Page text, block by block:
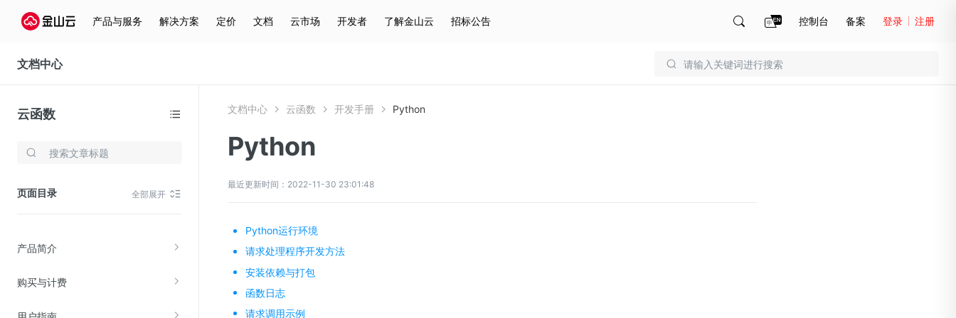
产品与服务 解决方案 定价 文档 云市场 开发者 了解金山云 招标公告 控制台 备案 登录 注册
文档中心
云函数
页面目录 全部展开
产品简介
购买与计费
存储与云分发
云硬盘(EBS)
文档中心 云函数 开发手册 Python
Python
最近更新时间：2022-11-30 23:01:48
Python运行环境
请求处理程序开发方法
安装依赖与打包
函数日志
请求调用示例